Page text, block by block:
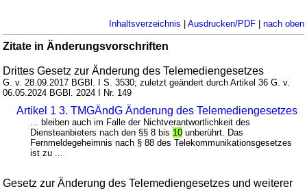
Inhaltsverzeichnis | Ausdrucken/PDF| nach oben
Zitate in Änderungsvorschriften
Drittes Gesetz zur Änderung des Telemediengesetzes
G. v. 28.09.2017 BGBl. I S. 3530; zuletzt geändert durch Artikel 36 G. v.
06.05.2024 BGBl. 2024 I Nr. 149
Artikel 1 3. TMGÄndG Änderung des Telemediengesetzes
... bleiben auch im Falle der Nichtverantwortlichkeit des
Diensteanbieters nach den §§ 8 bis 10 unberührt. Das
Fernmeldegeheimnis nach § 88 des Telekommunikationsgesetzes
ist zu ...
Gesetz zur Änderung des Telemediengesetzes und weiterer